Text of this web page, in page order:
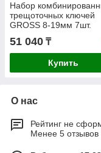
Набор
трещоточных ключей
GROSS 8-19мм 7шт.
51 040 ₸
Купить
О нас
Рейтинг не
Менее 5 отзывов